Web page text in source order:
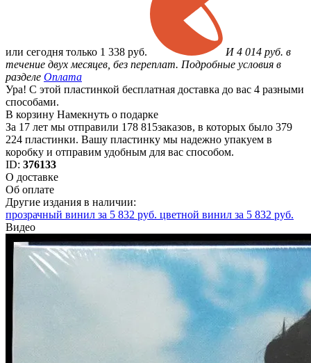
или сегодня только 1 338 руб.
И 4 014 руб. в
течение двух месяцев, без переплат. Подробные условия в
разделе Оплата
Ура! С этой пластинкой бесплатная доставка до вас 4 разными
способами.
В корзину Намекнуть о подарке
За 17 лет мы отправили 178 815заказов, в которых было 379
224 пластинки. Вашу пластинку мы надежно упакуем в
коробку и отправим удобным для вас способом.
ID: 376133
О доставке
Об оплате
Другие издания в наличии:
прозрачный винил за 5 832 руб. цветной винил за 5 832 руб.
Видео